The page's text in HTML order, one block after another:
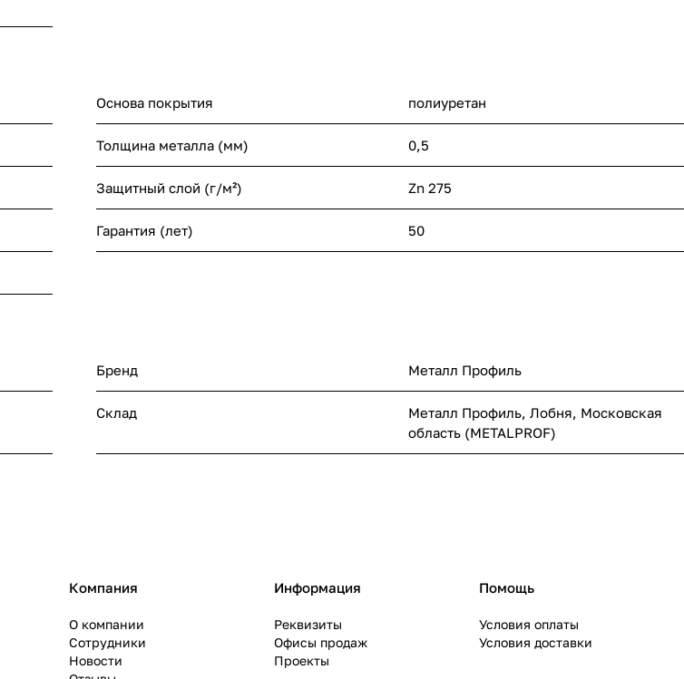
Основа покрытия полиуретан
Толщина металла (мм) 0,5
Защитный слой (г/м²) Zn 275
Гарантия (лет) 50
Бренд Металл Профиль
Склад
Металл Профиль, Лобня, Московская
область (METALPROF)
Компания
О компании
Сотрудники
Новости
Информация
Реквизиты
Офисы продаж
Проекты
Помощь
Условия оплаты
Условия доставки